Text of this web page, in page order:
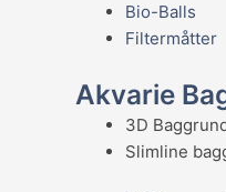
Bio-Balls
Filtermåtter
Akvarie
3D
Slimline